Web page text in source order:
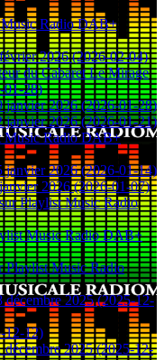
Radio DAB+
2026 (2026-02-04)
du Cabaret Le Mirage
01-28)
janvier 2026 (2026-01-28)
janvier 2026 (2026-01-21)
Music Radio DAB+
janvier 2026 (2026-01-14)
2026 (2026-01-07)
Playlist Music Radio
Music Radio DAB+
Music Radio
2025 (2025-12-
12-12)
2025 (2025-12-